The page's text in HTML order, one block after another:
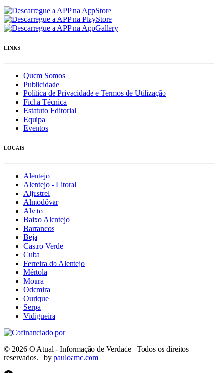
LINKS
Quem Somos
Publicidade
Política de Privacidade e Termos de Utilização
Ficha Técnica
Estatuto Editorial
Equipa
Eventos
LOCAIS
Alentejo
Alentejo - Litoral
Aljustrel
Almodôvar
Alvito
Baixo Alentejo
Barrancos
Beja
Castro Verde
Cuba
Ferreira do Alentejo
Mértola
Moura
Odemira
Ourique
Serpa
Vidigueira
© 2026 O Atual - Informação de Verdade | Todos os direitos
reservados. | by pauloamc.com